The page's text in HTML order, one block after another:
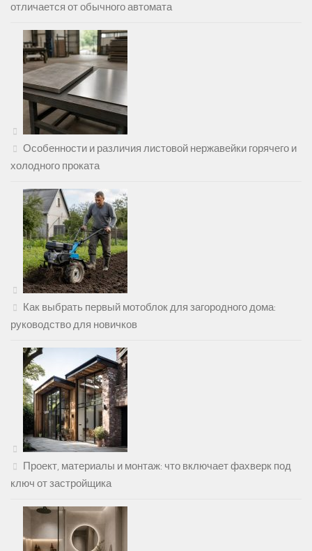
отличается от обычного автомата
Особенности и различия листовой нержавейки горячего и
холодного проката
Как выбрать первый мотоблок для загородного дома:
руководство для новичков
Проект, материалы и монтаж: что включает фахверк под
ключ от застройщика